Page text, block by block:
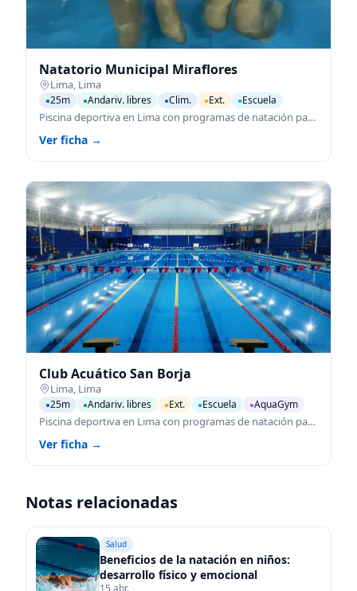
Natatorio Municipal Miraflores
Lima, Lima
●25m ●Andariv. libres ●Clim. ●Ext. ●Escuela
Piscina deportiva en Lima con programas de natación para todas las edades.
Ver ficha →
Club Acuático San Borja
Lima, Lima
●25m ●Andariv. libres ●Ext. ●Escuela ●AquaGym
Piscina deportiva en Lima con programas de natación para todas las edades.
Ver ficha →
Notas relacionadas
Salud
Beneficios de la natación en niños:
desarrollo físico y emocional
15 abr.